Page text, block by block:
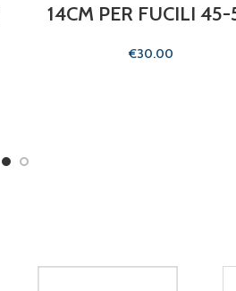
14CM PER FUCILI
€